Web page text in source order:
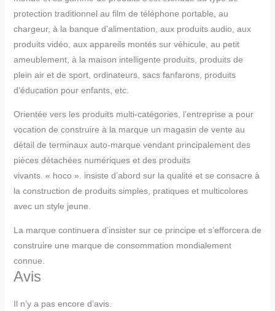
protection traditionnel au film de téléphone portable, au
chargeur, à la banque d’alimentation, aux produits audio, aux
produits vidéo, aux appareils montés sur véhicule, au petit
ameublement, à la maison intelligente produits, produits de
plein air et de sport, ordinateurs, sacs fanfarons, produits
d’éducation pour enfants, etc.
Orientée vers les produits multi-catégories, l’entreprise a pour
vocation de construire à la marque un magasin de vente au
détail de terminaux auto-marque vendant principalement des
pièces détachées numériques et des produits
vivants. « hoco ». insiste d’abord sur la qualité et se consacre à
la construction de produits simples, pratiques et multicolores
avec un style jeune.
La marque continuera d’insister sur ce principe et s’efforcera de
construire une marque de consommation mondialement
connue.
Avis
Il n’y a pas encore d’avis.